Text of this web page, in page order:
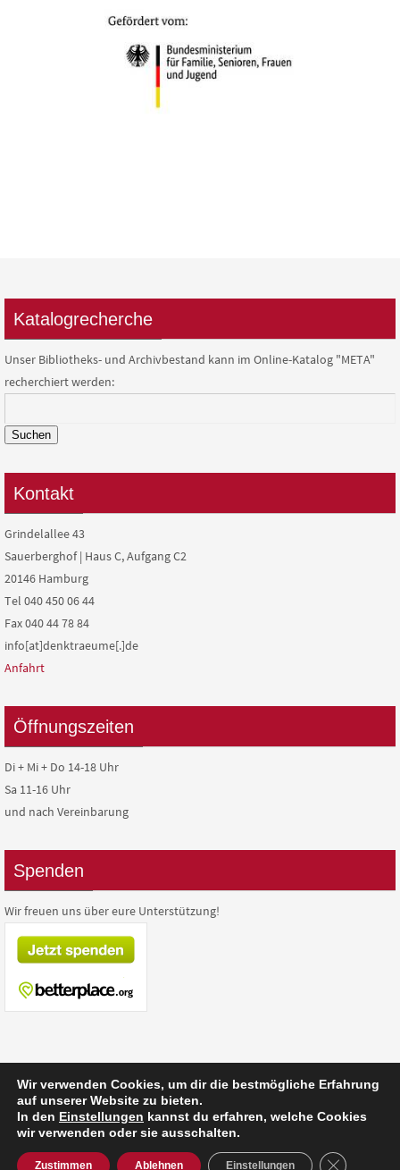
Katalogrecherche
Unser Bibliotheks- und Archivbestand kann im Online-Katalog "META"
recherchiert werden:
Suchen
Kontakt
Grindelallee 43
Sauerberghof | Haus C, Aufgang C2
20146 Hamburg
Tel 040 450 06 44
Fax 040 44 78 84
info[at]denktraeume[.]de
Anfahrt
Öffnungszeiten
Di + Mi + Do 14-18 Uhr
Sa 11-16 Uhr
und nach Vereinbarung
Spenden
Wir freuen uns über eure Unterstützung!
Präsentiert vonNirvana&WordPress.
Wir verwenden Cookies, um dir die bestmögliche Erfahrung
auf unserer Website zu bieten.
In den Einstellungen kannst du erfahren, welche Cookies
wir verwenden oder sie ausschalten.
Zustimmen Ablehnen Einstellungen GDPR